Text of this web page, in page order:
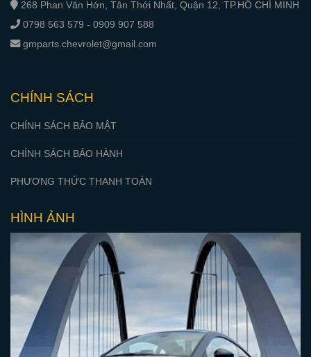
268 Phan Văn Hớn, Tân Thới Nhất, Quận 12, TP.HỒ CHÍ MINH
0798 563 579 - 0909 907 588
gmparts.chevrolet@gmail.com
CHÍNH SÁCH
CHÍNH SÁCH BẢO MẬT
CHÍNH SÁCH BẢO HÀNH
PHƯƠNG THỨC THANH TOÁN
HÌNH ẢNH